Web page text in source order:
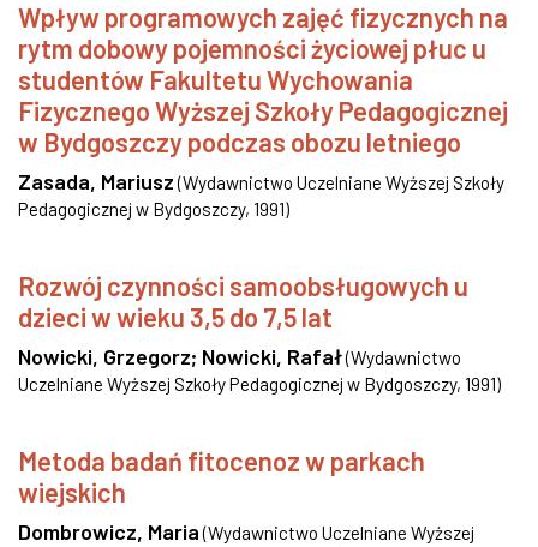
Wpływ programowych zajęć fizycznych na
rytm dobowy pojemności życiowej płuc u
studentów Fakultetu Wychowania
Fizycznego Wyższej Szkoły Pedagogicznej
w Bydgoszczy podczas obozu letniego
Zasada, Mariusz (Wydawnictwo Uczelniane Wyższej Szkoły
Pedagogicznej w Bydgoszczy, 1991)
Rozwój czynności samoobsługowych u
dzieci w wieku 3,5 do 7,5 lat
Nowicki, Grzegorz; Nowicki, Rafał(Wydawnictwo
Uczelniane Wyższej Szkoły Pedagogicznej w Bydgoszczy, 1991)
Metoda badań fitocenoz w parkach
wiejskich
Dombrowicz, Maria (Wydawnictwo Uczelniane Wyższej